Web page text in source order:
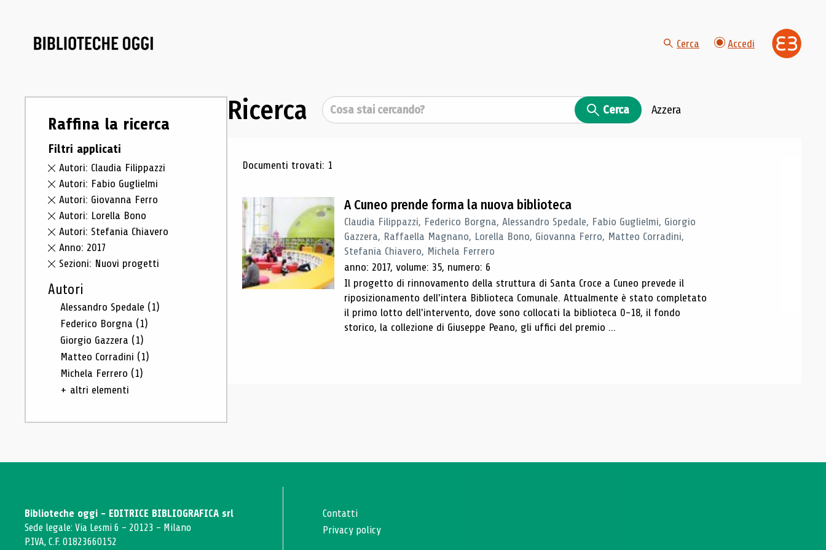
Cerca Accedi
Raffina la ricerca
Filtri applicati
Autori: Claudia Filippazzi
Autori: Fabio Guglielmi
Autori: Giovanna Ferro
Autori: Lorella Bono
Autori: Stefania Chiavero
Anno: 2017
Sezioni: Nuovi progetti
Autori
Alessandro Spedale (1)
Federico Borgna (1)
Giorgio Gazzera (1)
Matteo Corradini (1)
Michela Ferrero (1)
+ altri elementi
Ricerca Cerca Cerca Azzera
Risultati di ricerca
Documenti trovati: 1
A Cuneo prende forma la nuova biblioteca
Claudia Filippazzi, Federico Borgna, Alessandro Spedale, Fabio Guglielmi, Giorgio
Gazzera, Raffaella Magnano, Lorella Bono, Giovanna Ferro, Matteo Corradini,
Stefania Chiavero, Michela Ferrero
anno: 2017, volume: 35, numero: 6
Il progetto di rinnovamento della struttura di Santa Croce a Cuneo prevede il
riposizionamento dell'intera Biblioteca Comunale. Attualmente è stato completato
il primo lotto dell'intervento, dove sono collocati la biblioteca 0-18, il fondo
storico, la collezione di Giuseppe Peano, gli uffici del premio ...
Biblioteche oggi - EDITRICE BIBLIOGRAFICA srl
Sede legale: Via Lesmi 6 - 20123 - Milano
P.IVA, C.F. 01823660152
Contatti
Privacy policy